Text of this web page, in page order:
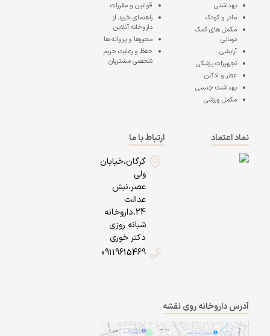
بهداشتی
مادر و کودک
مکمل های کمک
درمانی
آرایشی
تجهیزات پزشکی
عطر و ادکلن
بهداشت جنسی
مکمل ورزشی
قوانین و مقررات
راهنمای خرید از
داروخانه آنلاین
مجوزها و پروانه ها
حفظ و رعایت حریم
شخصی مشتریان
نماد اعتماد
ارتباط با ما
گرگان،خیابان
ولی
عصر،نبش
عدالت
24،داروخانه
شبانه روزی
دکتر خوری
09119615469
آدرس داروخانه روی نقشه